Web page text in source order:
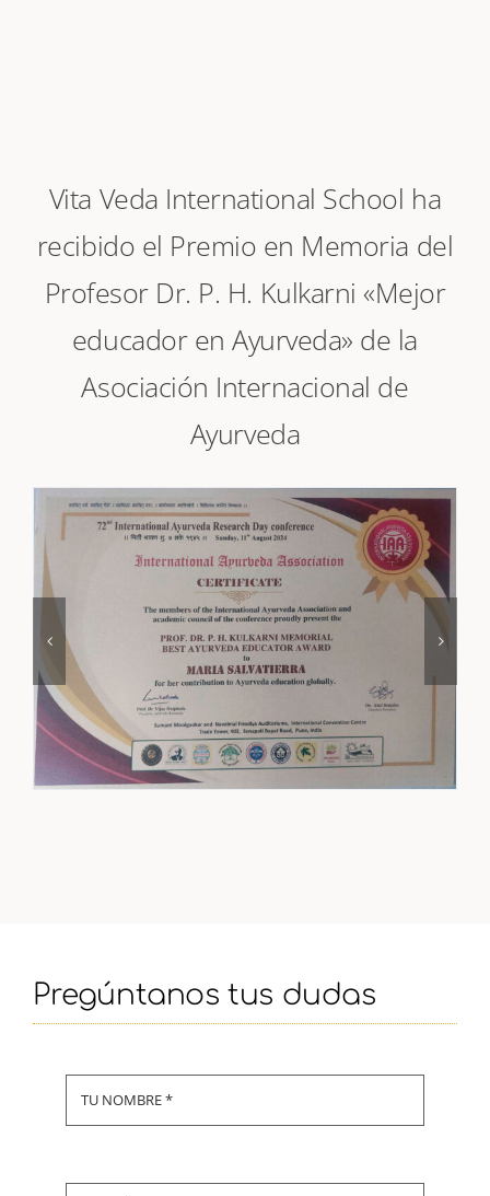
Vita Veda International School ha
recibido el Premio en Memoria del
Profesor Dr. P. H. Kulkarni «Mejor
educador en Ayurveda» de la
Asociación Internacional de
Ayurveda